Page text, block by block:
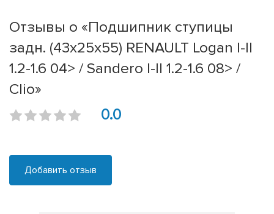
Отзывы о «Подшипник ступицы
задн. (43x25x55) RENAULT Logan I-II
1.2-1.6 04> / Sandero I-II 1.2-1.6 08> /
Clio»
0.0
Добавить отзыв